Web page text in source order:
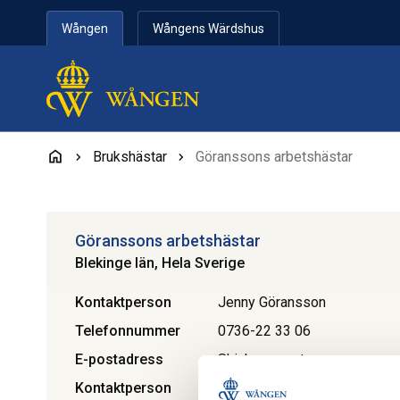
Hoppa till innehåll
Wången Wångens Wärdshus
Brukshästar Göranssons arbetshästar
Göranssons arbetshästar
Blekinge län, Hela Sverige
Kontaktperson
Jenny Göransson
Telefonnummer
0736-22 33 06
E-postadress
Skicka e-post
Kontaktperson
Lars-Göran Göransson